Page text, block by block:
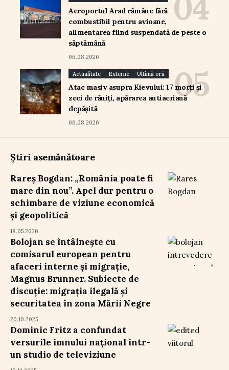
Aeroportul Arad rămâne fără
combustibil pentru avioane,
alimentarea fiind suspendată de peste o
săptămână
06.08.2026
Actualitate Externe Ultimă oră
Atac masiv asupra Kievului: 17 morți și
zeci de răniți, apărarea antiaeriană
depășită
06.08.2026
Știri asemănătoare
Rareș Bogdan: „România poate fi
mare din nou”. Apel dur pentru o
schimbare de viziune economică
și geopolitică
18.05.2026
Bolojan se întâlnește cu
comisarul european pentru
afaceri interne și migrație,
Magnus Brunner. Subiecte de
discuție: migrația ilegală și
securitatea în zona Mării Negre
20.10.2025
Dominic Fritz a confundat
versurile imnului național într-
un studio de televiziune